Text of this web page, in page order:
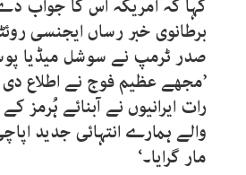
کہا کہ امریکہ اس کا جواب
برطانوی خبر رساں ایجنسی
صدر ٹرمپ نے سوشل میڈیا
’مجھے عظیم فوج نے اطلاع
رات ایرانیوں نے آبنائے ہُرمز
والے ہمارے انتہائی جدید
مار گرایا۔‘